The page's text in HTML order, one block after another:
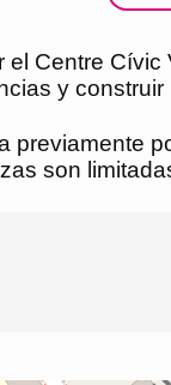
Centre
y
previamente
son